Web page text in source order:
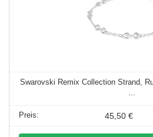
Swarovski Remix Collection Strand,
45,50 €